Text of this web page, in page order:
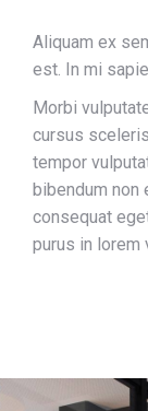
Aliquam ex
est. In mi
Morbi
cursus
tempor
bibendum non
consequat
purus in lorem